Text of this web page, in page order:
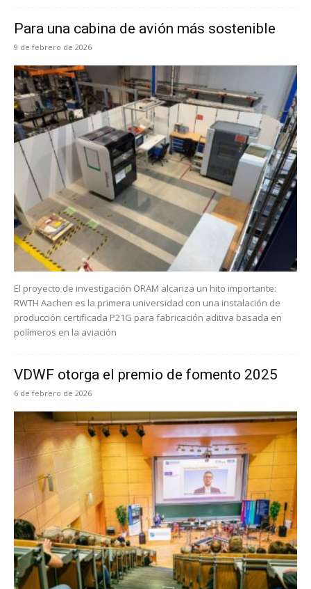
Para una cabina de avión más sostenible
9 de febrero de 2026
El proyecto de investigación ORAM alcanza un hito importante:
RWTH Aachen es la primera universidad con una instalación de
producción certificada P21G para fabricación aditiva basada en
polímeros en la aviación
VDWF otorga el premio de fomento 2025
6 de febrero de 2026